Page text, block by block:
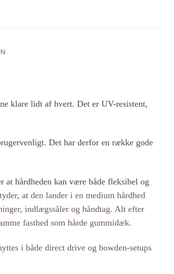
klare lidt af hvert. Det er UV-resistent,
Det har derfor en række gode
hårdheden kan være både fleksibel og
at den lander i en medium hårdhed
indlægssåler og håndtag. Alt efter
fasthed som hårde gummidæk.
i både direct drive og bowden-setups